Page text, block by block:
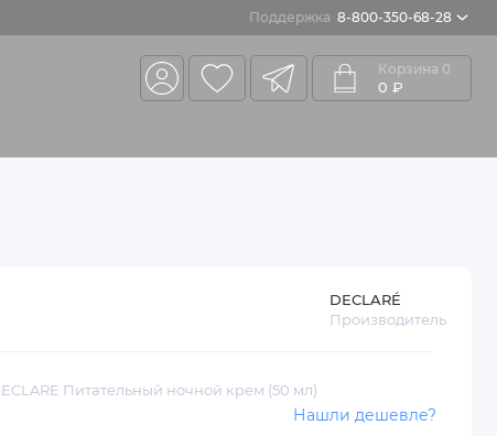
Поддержка 8-800-350-68-28
Корзина 0
0 ₽
Питательный ночной крем (50 мл)
DECLARÉ
Производитель
Нашли дешевле?